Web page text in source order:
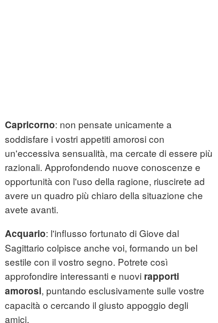
Capricorno: non pensate unicamente a
soddisfare i vostri appetiti amorosi con
un'eccessiva sensualità, ma cercate di essere più
razionali. Approfondendo nuove conoscenze e
opportunità con l'uso della ragione, riuscirete ad
avere un quadro più chiaro della situazione che
avete avanti.
Acquario: l'influsso fortunato di Giove dal
Sagittario colpisce anche voi, formando un bel
sestile con il vostro segno. Potrete così
approfondire interessanti e nuovi rapporti
amorosi, puntando esclusivamente sulle vostre
capacità o cercando il giusto appoggio degli
amici.